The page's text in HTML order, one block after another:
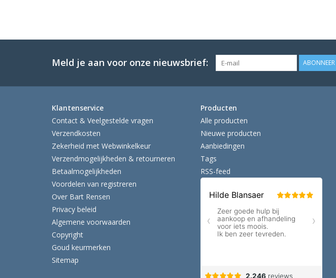
Meld je aan voor onze nieuwsbrief: ABONNEER
Klantenservice
Contact & Veelgestelde vragen
Verzendkosten
Zekerheid met Webwinkelkeur
Verzendmogelijkheden & retourneren
Betaalmogelijkheden
Voordelen van registreren
Over Bart Rensen
Privacy beleid
Algemene voorwaarden
Copyright
Goud keurmerken
Sitemap
Producten
Alle producten
Nieuwe producten
Aanbiedingen
Tags
RSS-feed